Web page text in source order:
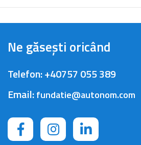
Ne găsești oricând
Telefon:+40757 055 389
Email:fundatie@autonom.com